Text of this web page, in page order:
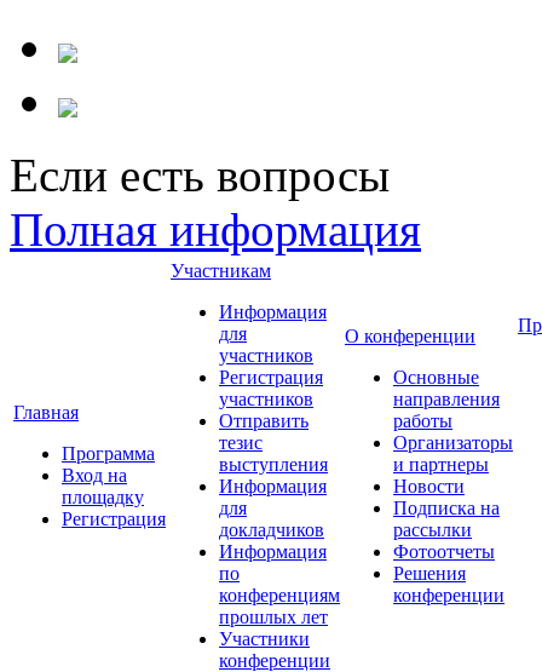
Если есть вопросы
Полная информация
Главная
Программа
Вход на
площадку
Регистрация
Участникам
Информация
для
участников
Регистрация
участников
Отправить
тезис
выступления
Информация
для
докладчиков
Информация
по
конференциям
прошлых лет
Участники
конференции
О конференции
Основные
направления
работы
Организаторы
и партнеры
Новости
Подписка на
рассылки
Фотоотчеты
Решения
конференции